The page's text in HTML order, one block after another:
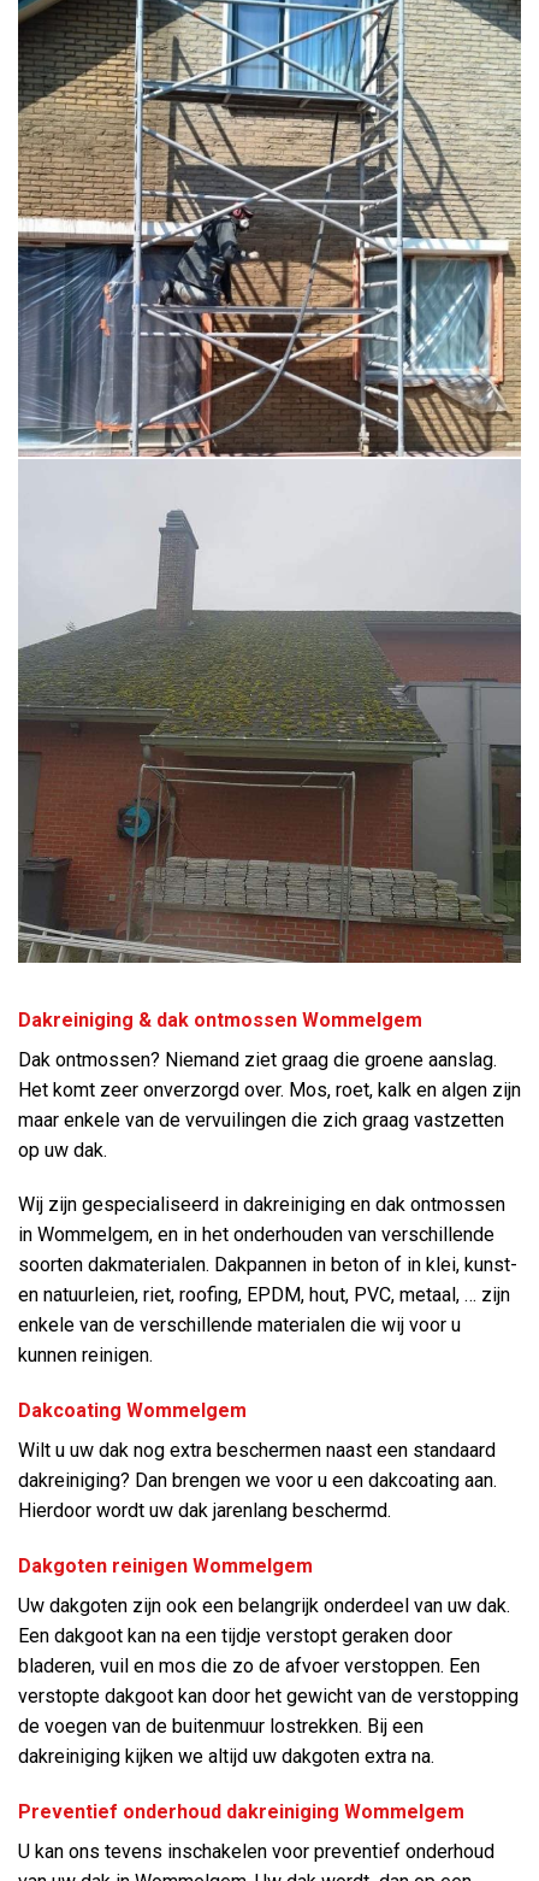
Dakreiniging & dak ontmossen Wommelgem
Dak ontmossen? Niemand ziet graag die groene aanslag.
Het komt zeer onverzorgd over. Mos, roet, kalk en algen zijn
maar enkele van de vervuilingen die zich graag vastzetten
op uw dak.
Wij zijn gespecialiseerd in dakreiniging en dak ontmossen
in Wommelgem, en in het onderhouden van verschillende
soorten dakmaterialen. Dakpannen in beton of in klei, kunst-
en natuurleien, riet, roofing, EPDM, hout, PVC, metaal, … zijn
enkele van de verschillende materialen die wij voor u
kunnen reinigen.
Dakcoating Wommelgem
Wilt u uw dak nog extra beschermen naast een standaard
dakreiniging? Dan brengen we voor u een dakcoating aan.
Hierdoor wordt uw dak jarenlang beschermd.
Dakgoten reinigen Wommelgem
Uw dakgoten zijn ook een belangrijk onderdeel van uw dak.
Een dakgoot kan na een tijdje verstopt geraken door
bladeren, vuil en mos die zo de afvoer verstoppen. Een
verstopte dakgoot kan door het gewicht van de verstopping
de voegen van de buitenmuur lostrekken. Bij een
dakreiniging kijken we altijd uw dakgoten extra na.
Preventief onderhoud dakreiniging Wommelgem
U kan ons tevens inschakelen voor preventief onderhoud